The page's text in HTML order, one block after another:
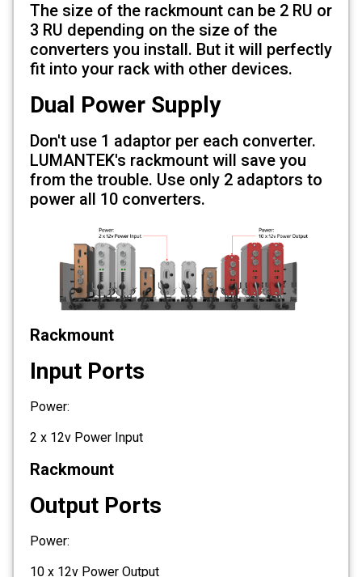
The size of the rackmount can be 2 RU or
3 RU depending on the size of the
converters you install. But it will perfectly
fit into your rack with other devices.
Dual Power Supply
Don't use 1 adaptor per each converter.
LUMANTEK's rackmount will save you
from the trouble. Use only 2 adaptors to
power all 10 converters.
Rackmount
Input Ports
Power:
2 x 12v Power Input
Rackmount
Output Ports
Power:
10 x 12v Power Output